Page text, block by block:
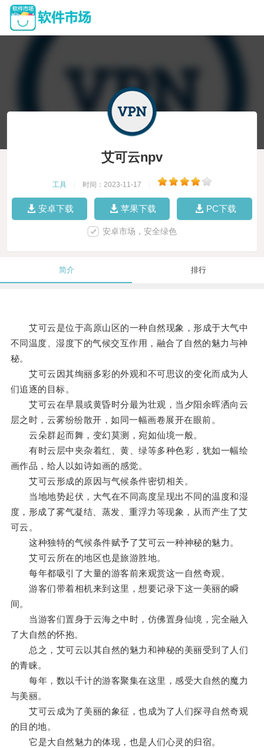
艾可云npv
工具 时间：2023-11-17
安卓下载 苹果下载 PC下载
安卓市场，安全绿色
简介 排行
艾可云是位于高原山区的一种自然现象，形成于大气中
不同温度、湿度下的气候交互作用，融合了自然的魅力与神
秘。
艾可云因其绚丽多彩的外观和不可思议的变化而成为人
们追逐的目标。
艾可云在早晨或黄昏时分最为壮观，当夕阳余晖洒向云
层之时，云雾纷纷散开，如同一幅画卷展开在眼前。
云朵群起而舞，变幻莫测，宛如仙境一般。
有时云层中夹杂着红、黄、绿等多种色彩，犹如一幅绘
画作品，给人以如诗如画的感觉。
艾可云形成的原因与气候条件密切相关。
当地地势起伏，大气在不同高度呈现出不同的温度和湿
度，形成了雾气凝结、蒸发、重浮力等现象，从而产生了艾
可云。
这种独特的气候条件赋予了艾可云一种神秘的魅力。
艾可云所在的地区也是旅游胜地。
每年都吸引了大量的游客前来观赏这一自然奇观。
游客们带着相机来到这里，想要记录下这一美丽的瞬
间。
当游客们置身于云海之中时，仿佛置身仙境，完全融入
了大自然的怀抱。
总之，艾可云以其自然的魅力和神秘的美丽受到了人们
的青睐。
每年，数以千计的游客聚集在这里，感受大自然的魔力
与美丽。
艾可云成为了美丽的象征，也成为了人们探寻自然奇观
的目的地。
它是大自然魅力的体现，也是人们心灵的归宿。